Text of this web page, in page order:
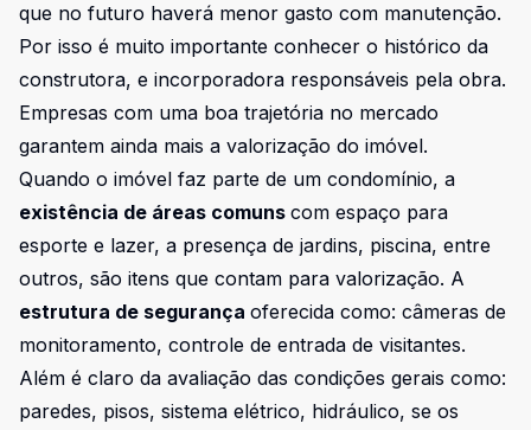
que no futuro haverá menor gasto com manutenção.
Por isso é muito importante conhecer o histórico da
construtora, e incorporadora responsáveis pela obra.
Empresas com uma boa trajetória no mercado
garantem ainda mais a valorização do imóvel.
Quando o imóvel faz parte de um condomínio, a
existência de áreas comuns com espaço para
esporte e lazer, a presença de jardins, piscina, entre
outros, são itens que contam para valorização. A
estrutura de segurança oferecida como: câmeras de
monitoramento, controle de entrada de visitantes.
Além é claro da avaliação das condições gerais como:
paredes, pisos, sistema elétrico, hidráulico, se os